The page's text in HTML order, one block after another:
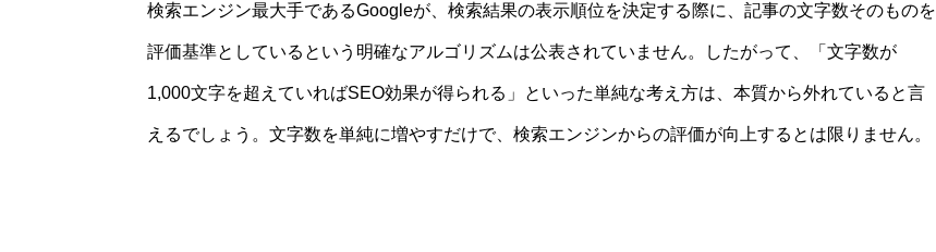
検索エンジン最大手であるGoogleが、検索結果の表示順位を決定する際に、記事の文字数そのものを
評価基準としているという明確なアルゴリズムは公表されていません。したがって、「文字数が
1,000文字を超えていればSEO効果が得られる」といった単純な考え方は、本質から外れていると言
えるでしょう。文字数を単純に増やすだけで、検索エンジンからの評価が向上するとは限りません。